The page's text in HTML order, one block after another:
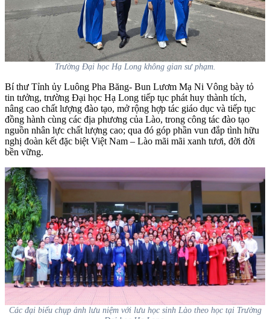
Trường Đại học Hạ Long không gian sư phạm.
Bí thư Tỉnh ủy Luông Pha Băng- Bun Lươm Mạ Ni Vông bày tỏ
tin tưởng, trường Đại học Hạ Long tiếp tục phát huy thành tích,
nâng cao chất lượng đào tạo, mở rộng hợp tác giáo dục và tiếp tục
đồng hành cùng các địa phương của Lào, trong công tác đào tạo
nguồn nhân lực chất lượng cao; qua đó góp phần vun đắp tình hữu
nghị đoàn kết đặc biệt Việt Nam – Lào mãi mãi xanh tươi, đời đời
bền vững.
Các đại biểu chụp ảnh lưu niệm với lưu học sinh Lào theo học tại Trường